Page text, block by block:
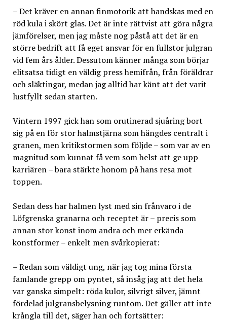
– Det kräver en annan finmotorik att handskas med en
röd kula i skört glas. Det är inte rättvist att göra några
jämförelser, men jag måste nog påstå att det är en
större bedrift att få eget ansvar för en fullstor julgran
vid fem års ålder. Dessutom känner många som börjar
elitsatsa tidigt en väldig press hemifrån, från föräldrar
och släktingar, medan jag alltid har känt att det varit
lustfyllt sedan starten.
Vintern 1997 gick han som orutinerad sjuåring bort
sig på en för stor halmstjärna som hängdes centralt i
granen, men kritikstormen som följde – som var av en
magnitud som kunnat få vem som helst att ge upp
karriären – bara stärkte honom på hans resa mot
toppen.
Sedan dess har halmen lyst med sin frånvaro i de
Löfgrenska granarna och receptet är – precis som
annan stor konst inom andra och mer erkända
konstformer – enkelt men svårkopierat:
– Redan som väldigt ung, när jag tog mina första
famlande grepp om pyntet, så insåg jag att det hela
var ganska simpelt: röda kulor, silvrigt silver, jämnt
fördelad julgransbelysning runtom. Det gäller att inte
krångla till det, säger han och fortsätter: